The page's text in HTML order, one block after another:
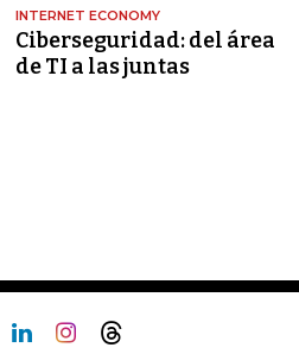
INTERNET ECONOMY
Ciberseguridad: del área
de TI a las juntas